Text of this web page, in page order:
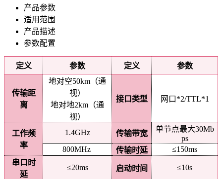
产品参数
适用范围
产品描述
参数配置
定义 参数 定义 参数
传输距
离
地对空50km（通
视）
地对地2km（通
视）
接口类型 网口*2/TTL*1
工作频
率
1.4GHz 传输带宽
单节点最大30Mb
ps
800MHz
传输时延
≤150ms
串口时
延
≤20ms 启动时间 ≤10s